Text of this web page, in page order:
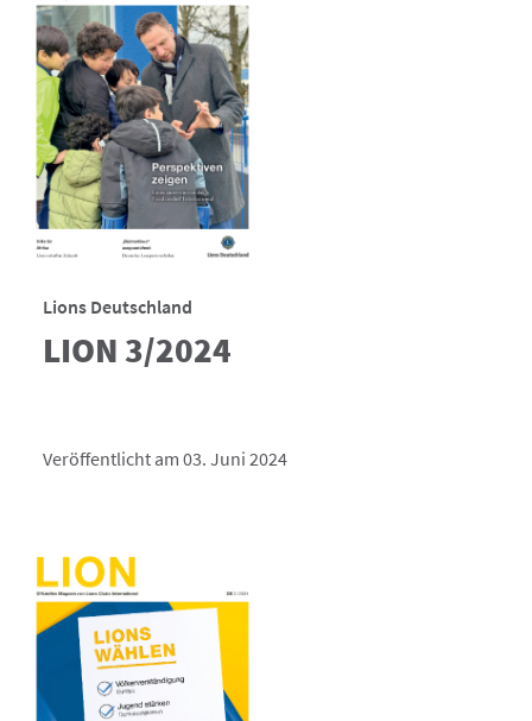
Lions Deutschland
LION 3/2024
Veröffentlicht am 03. Juni 2024